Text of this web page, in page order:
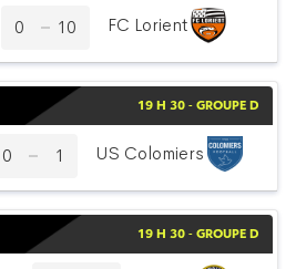
0 10 FC Lorient
19 H 30 - GROUPE D
0 1 US Colomiers
19 H 30 - GROUPE D